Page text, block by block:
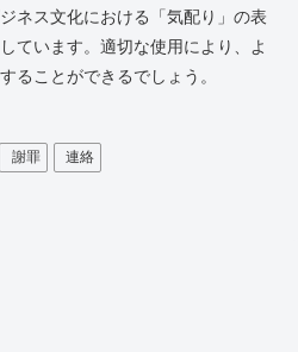
ネス文化における「気配り」の表
ています。適切な使用により、よ
ることができるでしょう。
謝罪 連絡